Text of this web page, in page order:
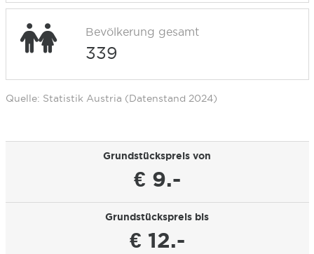
Bevölkerung gesamt
339
Quelle: Statistik Austria (Datenstand 2024)
Grundstückspreis von
€ 9.-
Grundstückspreis bis
€ 12.-